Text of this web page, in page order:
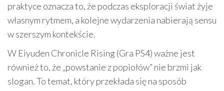
praktyce oznacza to, że podczas eksploracji świat żyje
własnym rytmem, a kolejne wydarzenia nabierają sensu
w szerszym kontekście.
W Eiyuden Chronicle Rising (Gra PS4) ważne jest
również to, że „powstanie z popiołów” nie brzmi jak
slogan. To temat, który przekłada się na sposób